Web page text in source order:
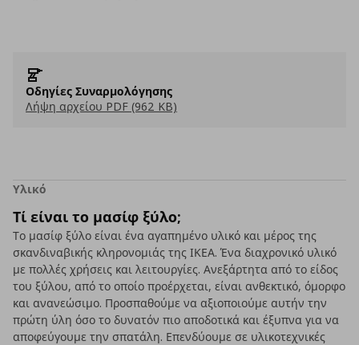
Οδηγίες Συναρμολόγησης
Λήψη αρχείου PDF (962 KB)
Υλικό
Τί είναι το μασίφ ξύλο;
Το μασίφ ξύλο είναι ένα αγαπημένο υλικό και μέρος της
σκανδιναβικής κληρονομιάς της ΙΚΕΑ. Ένα διαχρονικό υλικό
με πολλές χρήσεις και λειτουργίες. Ανεξάρτητα από το είδος
του ξύλου, από το οποίο προέρχεται, είναι ανθεκτικό, όμορφο
και ανανεώσιμο. Προσπαθούμε να αξιοποιούμε αυτήν την
πρώτη ύλη όσο το δυνατόν πιο αποδοτικά και έξυπνα για να
αποφεύγουμε την σπατάλη. Επενδύουμε σε υλικοτεχνικές